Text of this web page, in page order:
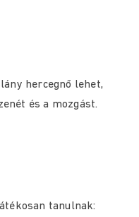
hercegnő lehet,
és a mozgást.
tanulnak: